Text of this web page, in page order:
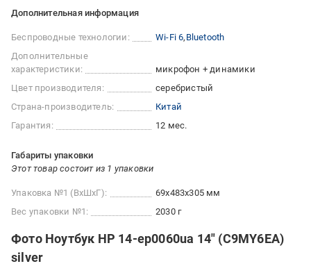
Дополнительная информация
Беспроводные технологии: Wi-Fi 6 Bluetooth
Дополнительные
характеристики:
микрофон + динамики
Цвет производителя:
серебристый
Страна-производитель:
Китай
Гарантия:
12 мес.
Габариты упаковки
Этот товар состоит из 1 упаковки
Упаковка №1 (ВхШхГ):
69x483x305 мм
Вес упаковки №1:
2030 г
Фото Ноутбук HP 14-ep0060ua 14" (C9MY6EA)
silver